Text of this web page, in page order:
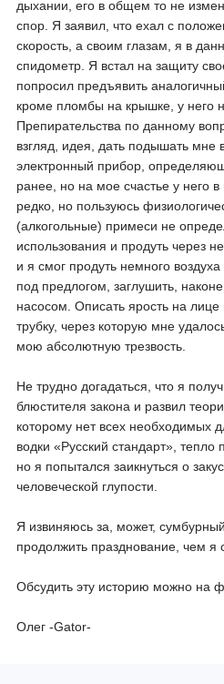
дыхании, его в общем то не
спор. Я заявил, что ехал с
скорость, а своим глазам, я в
спидометр. Я встал на защиту
попросил предъявить
кроме пломбы на крышке, у него
Препирательства по данному
взгляд, идея, дать подышать мне
электронный прибор,
ранее, но на мое счастье у него
редко, но пользуюсь
(алкогольные) примеси не
использования и продуть через
и я смог продуть немного
под предлогом, заглушить,
насосом. Описать ярость на
трубку, через которую мне
мою абсолютную трезвость.
Не трудно догадаться, что я
блюстителя закона и развил
которому нет всех необходимых
водки «Русский стандарт»,
но я попытался заикнуться о
человеческой глупости.
Я извиняюсь за, может,
продолжить празднование, чем я
Обсудить эту историю можно на
Олег -Gator-